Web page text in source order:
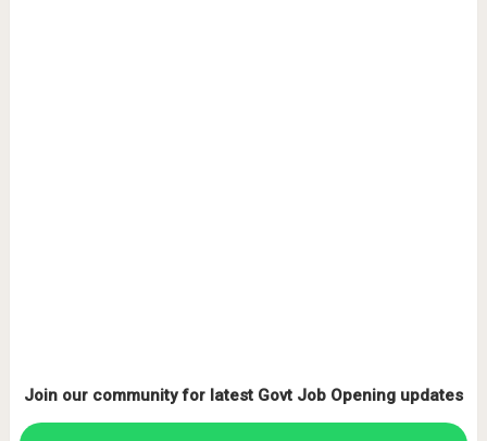
Join our community for latest Govt Job Opening updates